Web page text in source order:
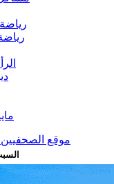
موقع
السبت 8 أوت